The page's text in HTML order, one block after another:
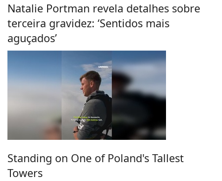
Natalie Portman revela detalhes sobre
terceira gravidez: ‘Sentidos mais
aguçados’
Standing on One of Poland's Tallest
Towers